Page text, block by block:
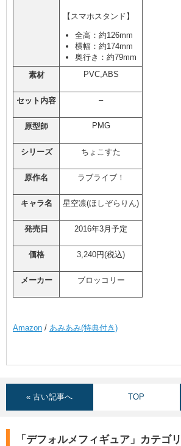
【スマホスタンド】
全高：約126mm
横幅：約174mm
奥行き：約79mm
素材
PVC,ABS
セット内容 –
原型師 PMG
シリーズ ちょこすた
原作名 ラブライブ！
キャラ名 星空凛(ほしぞらりん)
発売日 2016年3月予定
価格 3,240円(税込)
メーカー ブロッコリー
Amazon / あみあみ(特典付き)
« 古い記事へ TOP
「デフォルメフィギュア」カテゴ